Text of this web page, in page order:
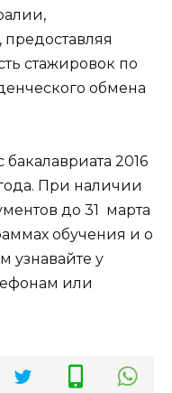
стажировок по
обмена
2016
года. При наличии
до 31 марта
обучения и о
узнавайте у
или